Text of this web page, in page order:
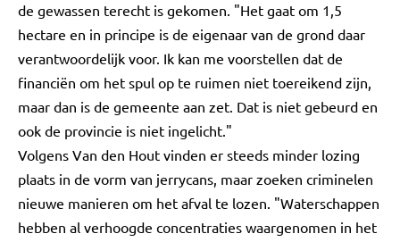
de gewassen terecht is gekomen. "Het gaat om 1,5
hectare en in principe is de eigenaar van de grond daar
verantwoordelijk voor. Ik kan me voorstellen dat de
financiën om het spul op te ruimen niet toereikend zijn,
maar dan is de gemeente aan zet. Dat is niet gebeurd en
ook de provincie is niet ingelicht."
Volgens Van den Hout vinden er steeds minder lozing
plaats in de vorm van jerrycans, maar zoeken criminelen
nieuwe manieren om het afval te lozen. "Waterschappen
hebben al verhoogde concentraties waargenomen in het